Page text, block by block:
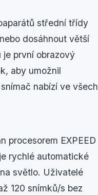
střední třídy
dosáhnout větší
první obrazový
aby umožnil
nabízí ve všech
procesorem EXPEED
rychlé automatické
světlo. Uživatelé
120 snímků/s bez